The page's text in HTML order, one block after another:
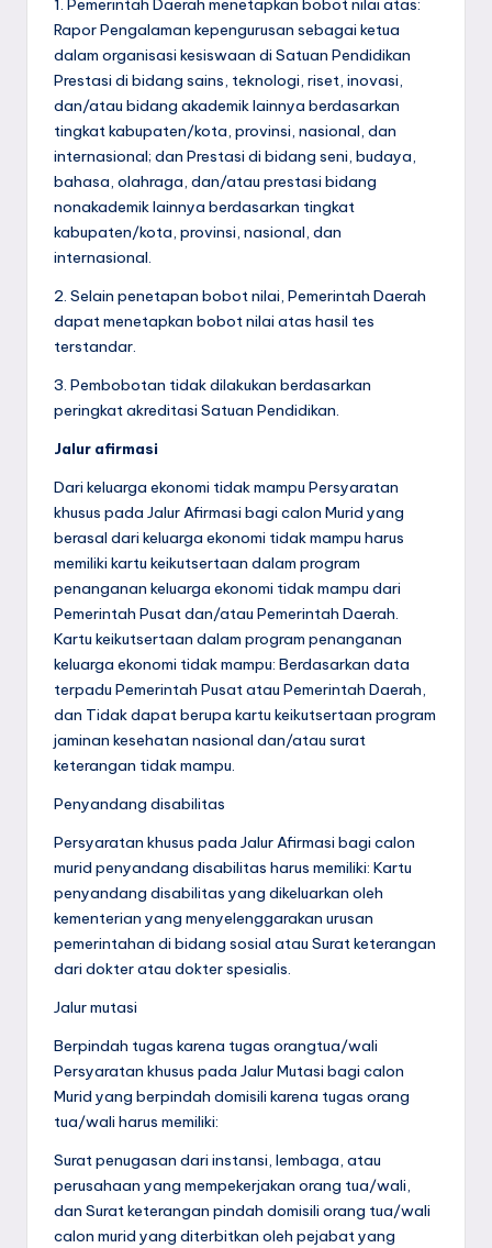
1. Pemerintah Daerah menetapkan bobot nilai atas:
Rapor Pengalaman kepengurusan sebagai ketua
dalam organisasi kesiswaan di Satuan Pendidikan
Prestasi di bidang sains, teknologi, riset, inovasi,
dan/atau bidang akademik lainnya berdasarkan
tingkat kabupaten/kota, provinsi, nasional, dan
internasional; dan Prestasi di bidang seni, budaya,
bahasa, olahraga, dan/atau prestasi bidang
nonakademik lainnya berdasarkan tingkat
kabupaten/kota, provinsi, nasional, dan
internasional.
2. Selain penetapan bobot nilai, Pemerintah Daerah
dapat menetapkan bobot nilai atas hasil tes
terstandar.
3. Pembobotan tidak dilakukan berdasarkan
peringkat akreditasi Satuan Pendidikan.
Jalur afirmasi
Dari keluarga ekonomi tidak mampu Persyaratan
khusus pada Jalur Afirmasi bagi calon Murid yang
berasal dari keluarga ekonomi tidak mampu harus
memiliki kartu keikutsertaan dalam program
penanganan keluarga ekonomi tidak mampu dari
Pemerintah Pusat dan/atau Pemerintah Daerah.
Kartu keikutsertaan dalam program penanganan
keluarga ekonomi tidak mampu: Berdasarkan data
terpadu Pemerintah Pusat atau Pemerintah Daerah,
dan Tidak dapat berupa kartu keikutsertaan program
jaminan kesehatan nasional dan/atau surat
keterangan tidak mampu.
Penyandang disabilitas
Persyaratan khusus pada Jalur Afirmasi bagi calon
murid penyandang disabilitas harus memiliki: Kartu
penyandang disabilitas yang dikeluarkan oleh
kementerian yang menyelenggarakan urusan
pemerintahan di bidang sosial atau Surat keterangan
dari dokter atau dokter spesialis.
Jalur mutasi
Berpindah tugas karena tugas orangtua/wali
Persyaratan khusus pada Jalur Mutasi bagi calon
Murid yang berpindah domisili karena tugas orang
tua/wali harus memiliki:
Surat penugasan dari instansi, lembaga, atau
perusahaan yang mempekerjakan orang tua/wali,
dan Surat keterangan pindah domisili orang tua/wali
calon murid yang diterbitkan oleh pejabat yang